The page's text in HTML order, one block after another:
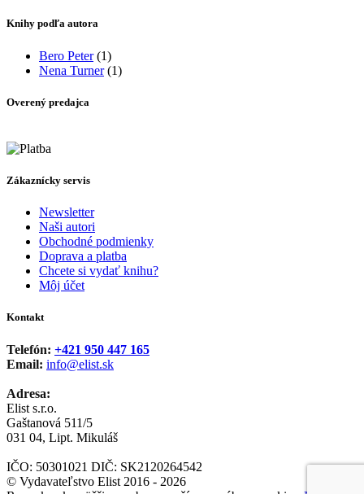
Knihy podľa autora
Bero Peter (1)
Nena Turner (1)
Overený predajca
Zákaznícky servis
Newsletter
Naši autori
Obchodné podmienky
Doprava a platba
Chcete si vydať knihu?
Môj účet
Kontakt
Telefón: +421 950 447 165
Email: info@elist.sk
Adresa:
Elist s.r.o.
Gaštanová 511/5
031 04, Lipt. Mikuláš
IČO: 50301021 DIČ: SK2120264542
© Vydavateľstvo Elist 2016 - 2026